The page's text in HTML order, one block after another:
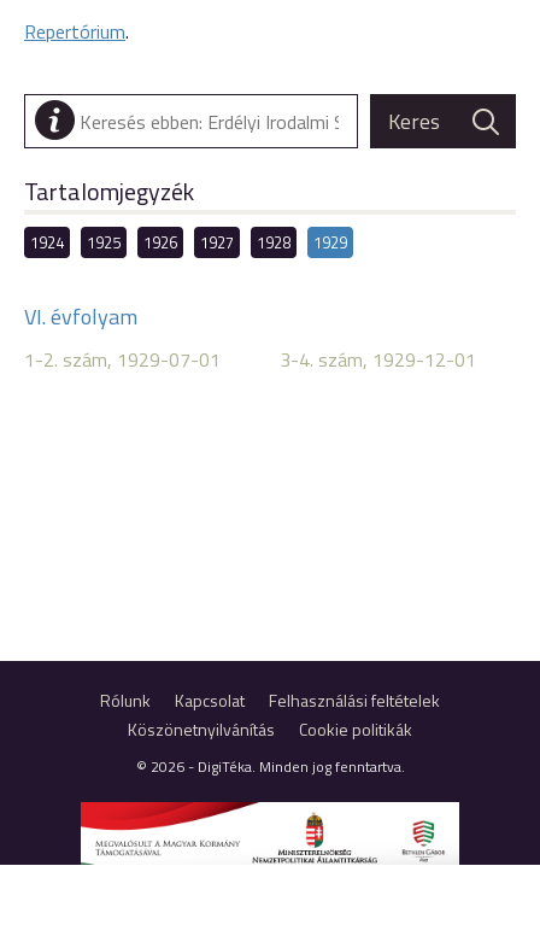
Repertórium.
Tartalomjegyzék
1924 1925 1926 1927 1928 1929
VI. évfolyam
1-2. szám, 1929-07-01 3-4. szám, 1929-12-01
Rólunk Kapcsolat
Felhasználási feltételek
Köszönetnyilvánítás
Cookie politikák
© 2026 - DigiTéka. Minden jog fenntartva.